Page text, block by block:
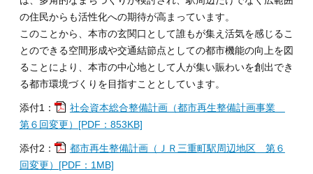
の住民からも活性化への期待が高まっています。
このことから、本市の玄関口として誰もが集え活気を感じるこ
とのできる空間形成や交通結節点としての都市機能の向上を図
ることにより、本市の中心地として人が集い賑わいを創出でき
る都市環境づくりを目指すこととしています。
添付1：
社会資本総合整備計画（都市再生整備計画事業
第６回変更）[PDF：853KB]
添付2：
都市再生整備計画（ＪＲ三重町駅周辺地区 第６
回変更）[PDF：1MB]